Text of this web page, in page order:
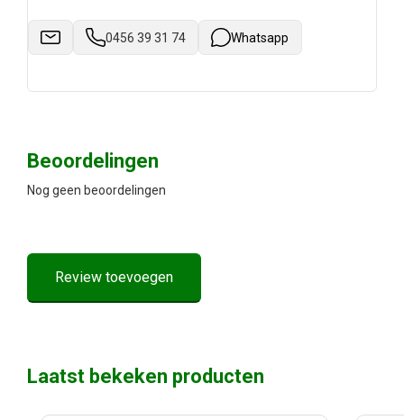
0456 39 31 74 Whatsapp
Beoordelingen
Nog geen beoordelingen
Review toevoegen
Laatst bekeken producten